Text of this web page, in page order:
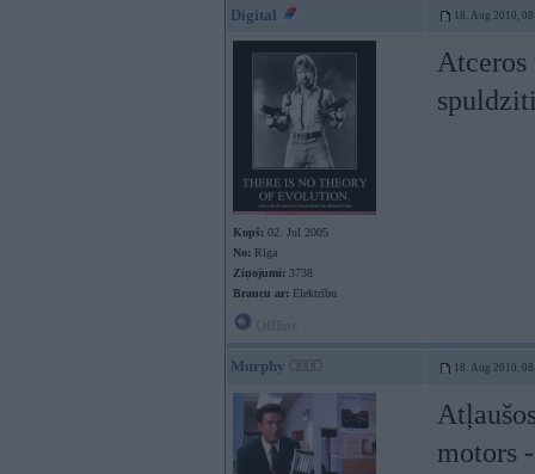
Digital 18. Aug 2010,
Kopš: 02. Jul 2005
No: Rīga
Ziņojumi: 3738
Braucu ar: Elektrību
Murphy 18. Aug 2010,
motors